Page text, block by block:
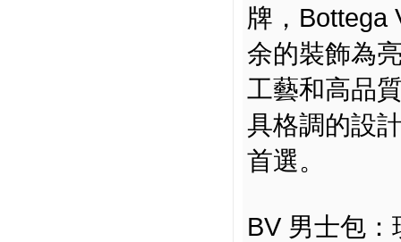
牌，Bottega
余的裝飾為
工藝和高品
具格調的設
首選。
BV 男士包